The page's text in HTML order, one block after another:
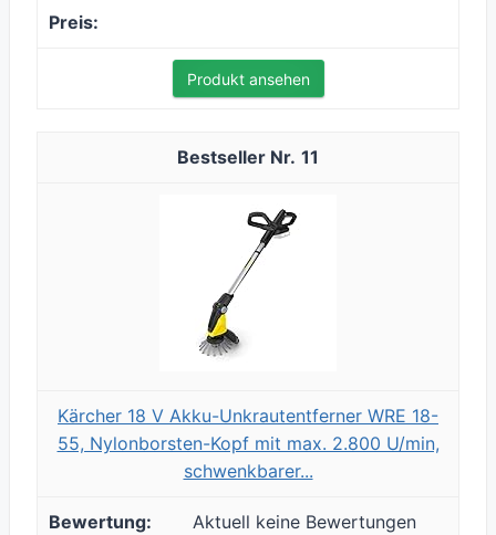
Produkt ansehen
11
Kärcher 18 V Akku-Unkrautentferner WRE 18-
55, Nylonborsten-Kopf mit max. 2.800 U/min,
schwenkbarer...
Aktuell keine Bewertungen